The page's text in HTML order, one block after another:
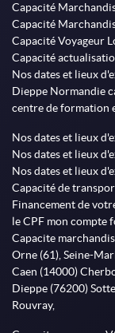
Capacité
Capacité
Capacité Voyageur
Capacité
Nos dates et lieux
Dieppe Normandie
centre de formation
Nos dates et lieux
Nos dates et lieux
Nos dates et lieux
Capacité de
Financement de
le CPF mon compte
Capacite
Orne (61), Seine-
Caen (14000)
Dieppe (76200)
Rouvray,